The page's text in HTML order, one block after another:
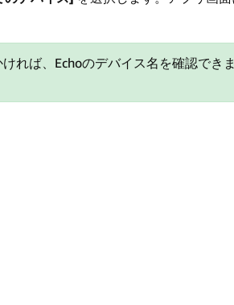
れば、Echoのデバイス名を確認できま